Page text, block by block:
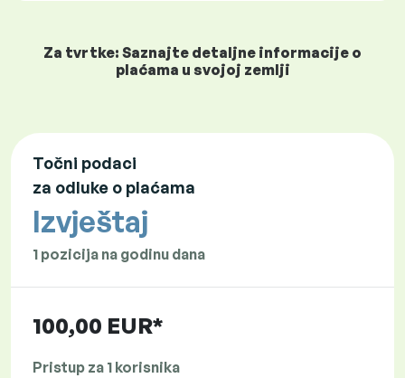
Za tvrtke: Saznajte detaljne informacije o
plaćama u svojoj zemlji
Točni podaci
za odluke o plaćama
Izvještaj
1 pozicija na godinu dana
100,00 EUR*
Pristup za 1 korisnika